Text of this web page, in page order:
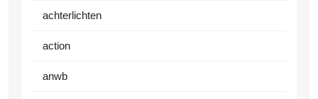
achterlichten
action
anwb